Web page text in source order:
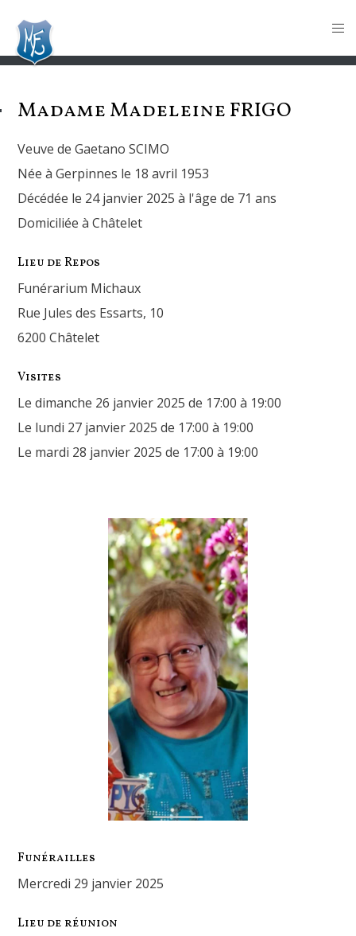
Madame Madeleine FRIGO
Veuve de Gaetano SCIMO
Née à Gerpinnes le 18 avril 1953
Décédée le 24 janvier 2025 à l'âge de 71 ans
Domiciliée à Châtelet
Lieu de Repos
Funérarium Michaux
Rue Jules des Essarts, 10
6200 Châtelet
Visites
Le dimanche 26 janvier 2025 de 17:00 à 19:00
Le lundi 27 janvier 2025 de 17:00 à 19:00
Le mardi 28 janvier 2025 de 17:00 à 19:00
Funérailles
mercredi 29 janvier 2025
Lieu de réunion